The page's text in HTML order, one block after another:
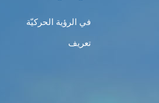
في الرؤية الحركيّة
تعريف